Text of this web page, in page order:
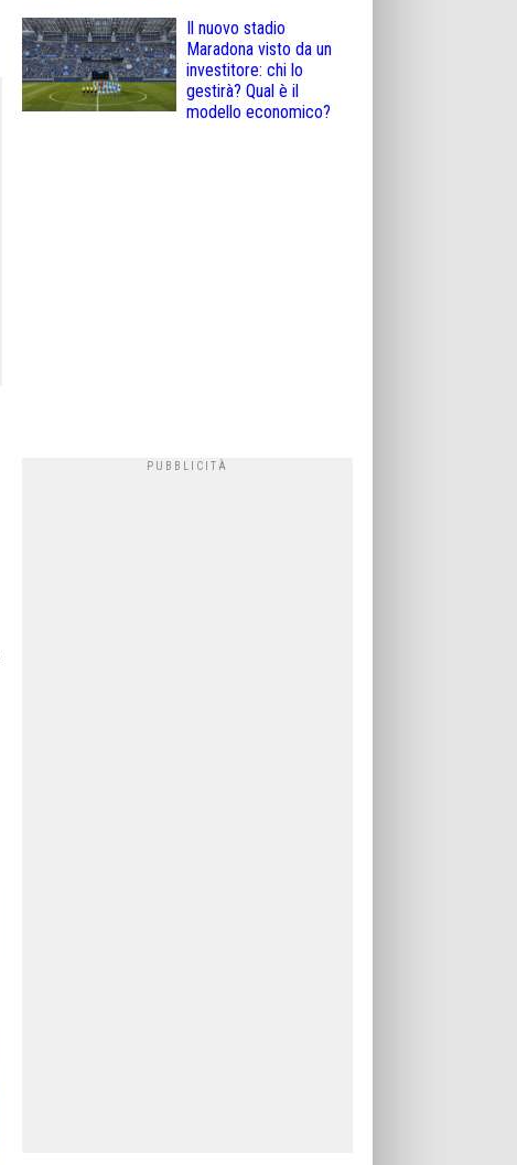
Il nuovo stadio
Maradona visto da un
investitore: chi lo
gestirà? Qual è il
modello economico?